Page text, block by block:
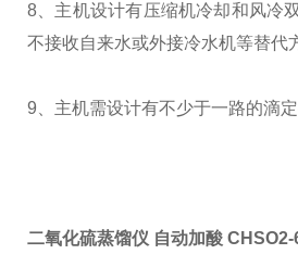
8、主机设计有压缩机冷却和风冷
不接收自来水或外接冷水机等替代
9、主机需设计有不少于一路的滴
二氧化硫蒸馏仪 自动加酸 CHSO2-